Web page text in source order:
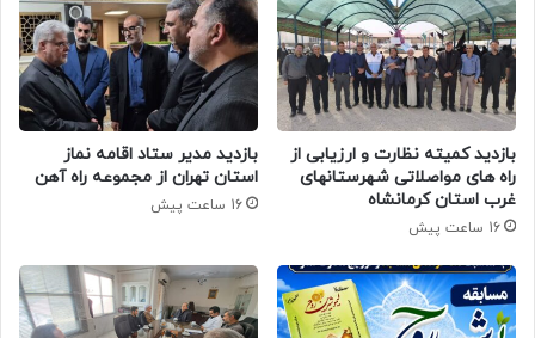
بازدید کمیته نظارت و ارزیابی از
راه های مواصلاتی شهرستانهای
غرب استان کرمانشاه
16 ساعت پیش
بازدید مدیر ستاد اقامه نماز
استان تهران از مجموعه راه آهن
16 ساعت پیش